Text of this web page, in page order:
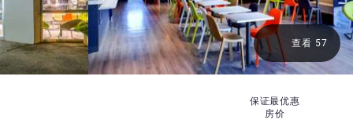
保证最优惠
房价
查看 57